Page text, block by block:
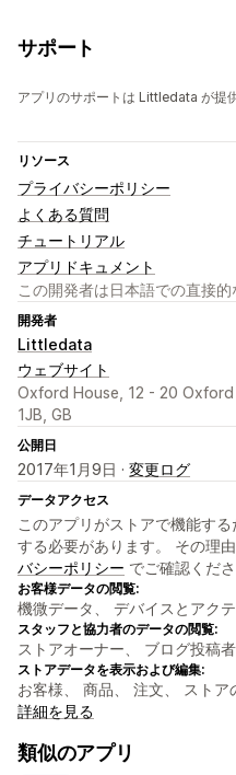
サポート
アプリのサポートは Littledata が提
リソース
プライバシーポリシー
よくある質問
チュートリアル
アプリドキュメント
この開発者は日本語での直接
開発者
Littledata
ウェブサイト
Oxford House, 12 - 20 Oxford
1JB, GB
公開日
2017年1月9日 · 変更ログ
データアクセス
このアプリがストアで機能す
する必要があります。 その理
バシーポリシー でご確認くださ
お客様データの閲覧:
機微データ、 デバイスとアク
スタッフと協力者のデータの閲覧:
ストアオーナー、 ブログ投稿者
ストアデータを表示および編集:
お客様、 商品、 注文、 スト
詳細を見る
類似のアプリ